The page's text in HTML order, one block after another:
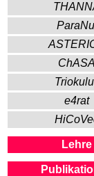
ChASA
e4rat
Lehre